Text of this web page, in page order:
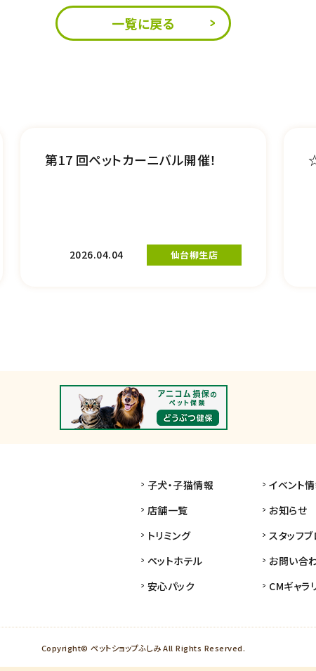
一覧に戻る
第17 回ペットカーニバル開催！
2026.04.04 仙台柳生店
子犬・子猫情報
店舗一覧
トリミング
ペットホテル
安心パック
イベント
お知らせ
スタッフ
お問い合
CMギャラ
Copyright© ペットショップふしみ All Rights Reserved.